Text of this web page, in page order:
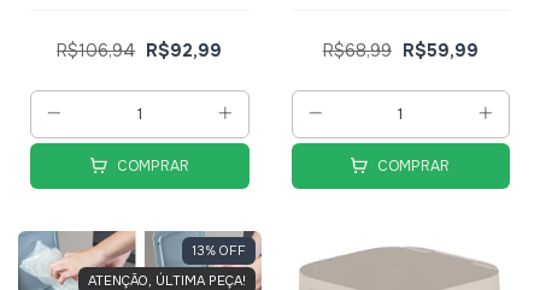
R$106,94 R$92,99
COMPRAR
R$68,99 R$59,99
COMPRAR
13% OFF
ATENÇÃO, ÚLTIMA PEÇA!